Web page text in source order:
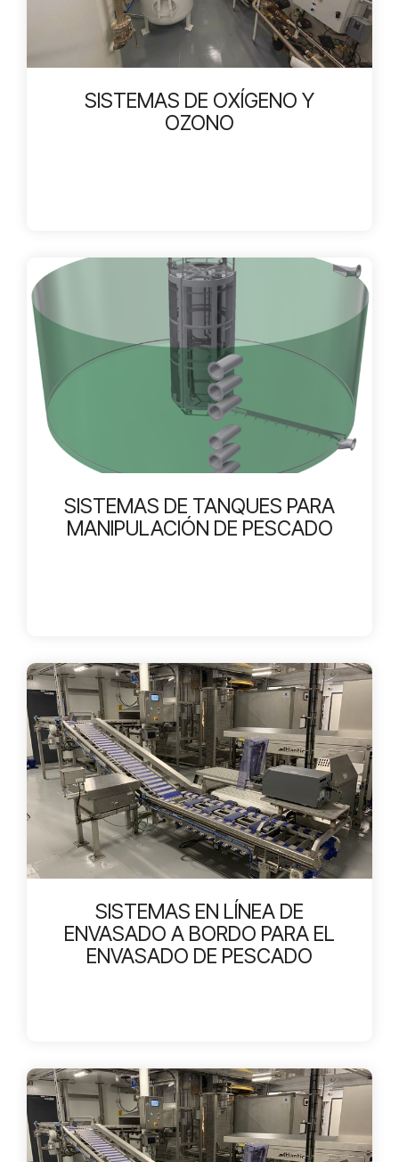
SISTEMAS DE OXÍGENO Y
OZONO
SISTEMAS DE TANQUES PARA
MANIPULACIÓN DE PESCADO
SISTEMAS EN LÍNEA DE
ENVASADO A BORDO PARA EL
ENVASADO DE PESCADO